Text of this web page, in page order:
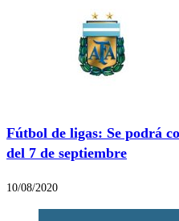
Fútbol de ligas: Se podrá
del 7 de septiembre
10/08/2020